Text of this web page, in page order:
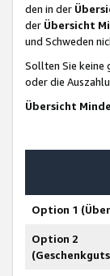
den in der
der Übersicht
und Schweden
Sollten Sie keine
oder die
Übersicht
Option 1
Option 2